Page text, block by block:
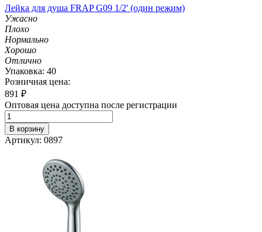
Лейка для душа FRAP G09 1/2' (один режим)
Ужасно
Плохо
Нормально
Хорошо
Отлично
Упаковка: 40
Розничная цена:
891 ₽
Оптовая цена доступна после регистрации
В корзину
Артикул: 0897